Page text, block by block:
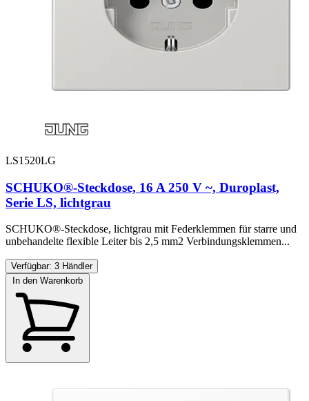
LS1520LG
SCHUKO®-Steckdose, 16 A 250 V ~, Duroplast,
Serie LS, lichtgrau
SCHUKO®-Steckdose, lichtgrau mit Federklemmen für starre und
unbehandelte flexible Leiter bis 2,5 mm2 Verbindungsklemmen...
Verfügbar: 3 Händler
In den Warenkorb